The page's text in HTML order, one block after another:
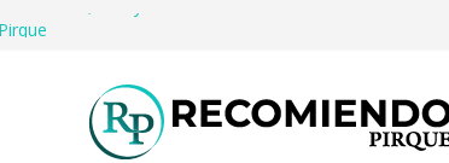
Historia, arte y entretención en Centro
Rayo Credit y diferencias frente a